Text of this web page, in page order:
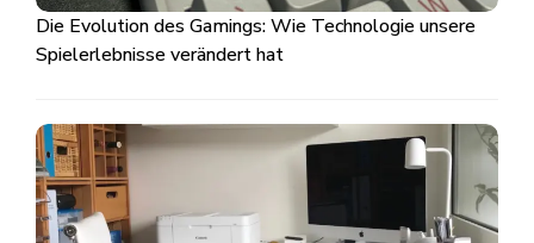
Die Evolution des Gamings: Wie Technologie unsere
Spielerlebnisse verändert hat